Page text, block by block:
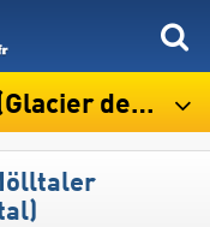
de Mölltal)